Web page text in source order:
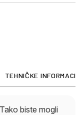
TEHNIČKE
biste mogli